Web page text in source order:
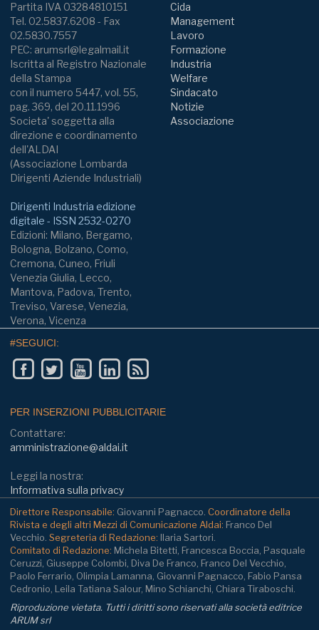
Partita IVA 03284810151
Tel. 02.5837.6208 - Fax
02.5830.7557
PEC: arumsrl@legalmail.it
Iscritta al Registro Nazionale
della Stampa
con il numero 5447, vol. 55,
pag. 369, del 20.11.1996
Societa' soggetta alla
direzione e coordinamento
dell'ALDAI
(Associazione Lombarda
Dirigenti Aziende Industriali)
Dirigenti Industria edizione
digitale - ISSN 2532-0270
Edizioni: Milano, Bergamo,
Bologna, Bolzano, Como,
Cremona, Cuneo, Friuli
Venezia Giulia, Lecco,
Mantova, Padova, Trento,
Treviso, Varese, Venezia,
Verona, Vicenza
Cida
Management
Lavoro
Formazione
Industria
Welfare
Sindacato
Notizie
Associazione
#SEGUICI:
PER INSERZIONI PUBBLICITARIE
Contattare:
amministrazione@aldai.it
Leggi la nostra:
Informativa sulla privacy
Direttore Responsabile: Giovanni Pagnacco. Coordinatore della
Rivista e degli altri Mezzi di Comunicazione Aldai: Franco Del
Vecchio. Segreteria di Redazione: Ilaria Sartori.
Comitato di Redazione: Michela Bitetti, Francesca Boccia, Pasquale
Ceruzzi, Giuseppe Colombi, Diva De Franco, Franco Del Vecchio,
Paolo Ferrario, Olimpia Lamanna, Giovanni Pagnacco, Fabio Pansa
Cedronio, Leila Tatiana Salour, Mino Schianchi, Chiara Tiraboschi.
Riproduzione vietata. Tutti i diritti sono riservati alla società editrice
ARUM srl